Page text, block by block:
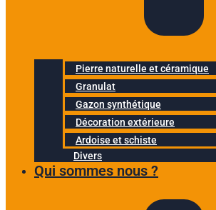
Pierre naturelle et céramique
Granulat
Gazon synthétique
Décoration extérieure
Ardoise et schiste
Divers
Qui sommes nous ?